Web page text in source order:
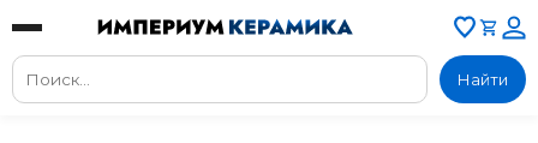
Найти